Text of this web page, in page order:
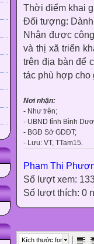
Thời điểm khai
Đối tượng: Dành
Nhận được
và thị xã triển
trên địa bàn để
tác phù hợp cho
Nơi nhận:
- Như trên;
- UBND tỉnh Bình
- BGĐ Sở GDĐT;
- Lưu: VT, TTam15.
Phạm Thị
Số lượt xem:
Số lượt thích: 0
Kích thước font